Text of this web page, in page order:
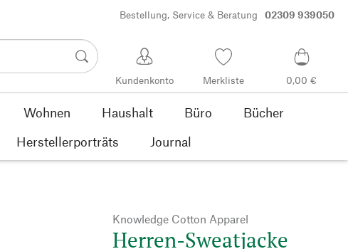
Bestellung, Service & Beratung 02309 939050
Kundenkonto Merkliste 0,00 €
Wohnen Haushalt Büro
Bücher
Herstellerporträts Journal
Knowledge Cotton Apparel
Herren-Sweatjacke